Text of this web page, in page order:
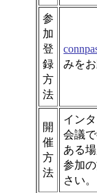
参
加
登
録
方
法
みを
開
催
方
法
イン
会議
ある
参加
さい。